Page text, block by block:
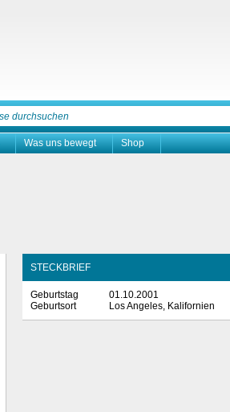
Was uns bewegt Shop
STECKBRIEF
Geburtstag
01.10.2001
Geburtsort
Los Angeles, Kalifornien